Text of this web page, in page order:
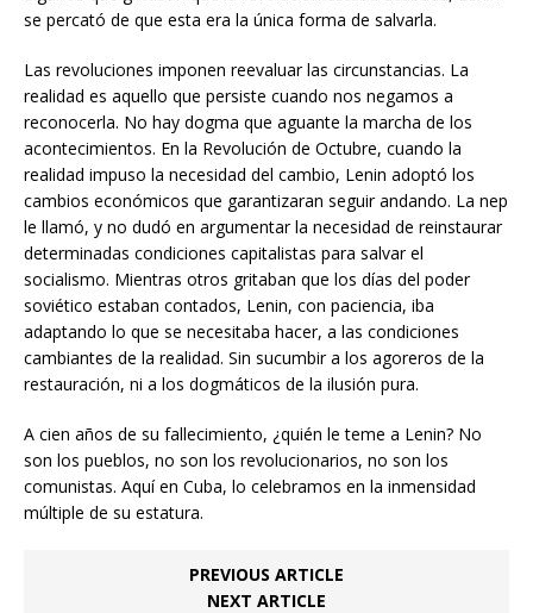
se percató de que esta era la única forma de salvarla.
Las revoluciones imponen reevaluar las circunstancias. La
realidad es aquello que persiste cuando nos negamos a
reconocerla. No hay dogma que aguante la marcha de los
acontecimientos. En la Revolución de Octubre, cuando la
realidad impuso la necesidad del cambio, Lenin adoptó los
cambios económicos que garantizaran seguir andando. La nep
le llamó, y no dudó en argumentar la necesidad de reinstaurar
determinadas condiciones capitalistas para salvar el
socialismo. Mientras otros gritaban que los días del poder
soviético estaban contados, Lenin, con paciencia, iba
adaptando lo que se necesitaba hacer, a las condiciones
cambiantes de la realidad. Sin sucumbir a los agoreros de la
restauración, ni a los dogmáticos de la ilusión pura.
A cien años de su fallecimiento, ¿quién le teme a Lenin? No
son los pueblos, no son los revolucionarios, no son los
comunistas. Aquí en Cuba, lo celebramos en la inmensidad
múltiple de su estatura.
PREVIOUS ARTICLE
NEXT ARTICLE